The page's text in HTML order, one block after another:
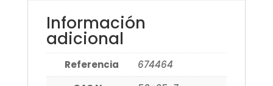
Información
adicional
Referencia
674464